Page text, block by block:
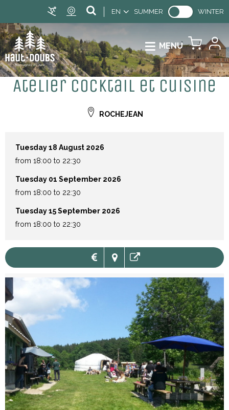
EN SUMMER WINTER
MENU
Atelier cocktail et cuisine
ROCHEJEAN
Tuesday 18 August 2026
from 18:00 to 22:30
Tuesday 01 September 2026
from 18:00 to 22:30
Tuesday 15 September 2026
from 18:00 to 22:30